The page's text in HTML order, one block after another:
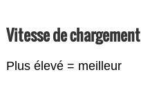
Vitesse de chargement
Plus élevé = meilleur